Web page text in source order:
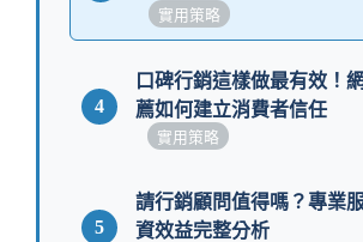
實用策略
4
口碑行銷這樣做最有效！
薦如何建立消費者信任
實用策略
5
請行銷顧問值得嗎？專業
資效益完整分析